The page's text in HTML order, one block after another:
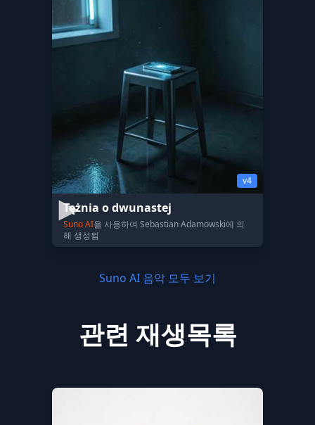
v4
Tężnia o dwunastej
Suno AI을 사용하여 Sebastian Adamowski에 의
해 생성됨
Suno AI 음악 모두 보기
관련 재생목록